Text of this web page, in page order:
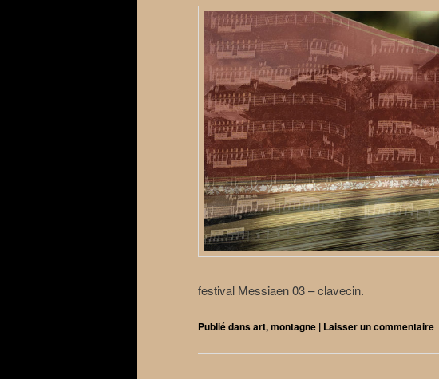
festival Messiaen 03 – clavecin.
Publié dansart,montagne | Laisser un commentaire